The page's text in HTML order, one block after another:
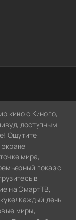
кино с Киного,
доступным
Ощутите
мира,
показ с
в
на СмартТВ,
Каждый день
миры,